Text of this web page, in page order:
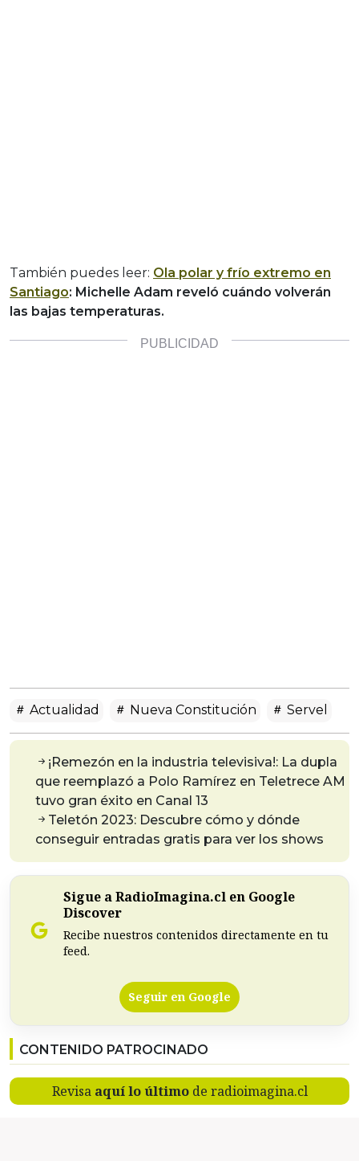
También puedes leer: Ola polar y frío extremo en
Santiago: Michelle Adam reveló cuándo volverán
las bajas temperaturas.
Actualidad Nueva Constitución Servel
¡Remezón en la industria televisiva!: La dupla
que reemplazó a Polo Ramírez en Teletrece AM
tuvo gran éxito en Canal 13
Teletón 2023: Descubre cómo y dónde
conseguir entradas gratis para ver los shows
Sigue a RadioImagina.cl en Google
Discover
Recibe nuestros contenidos directamente en tu
feed.
Seguir en Google
CONTENIDO PATROCINADO
Revisa aquí lo últimode radioimagina.cl